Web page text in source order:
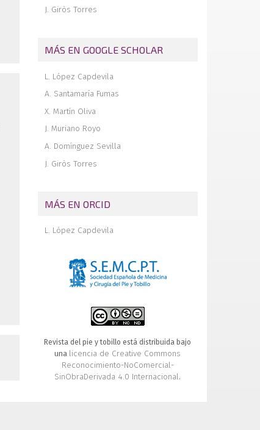
J. Giròs Torres
MÁS EN GOOGLE SCHOLAR
L. López Capdevila
A. Santamaría Fumas
X. Martín Oliva
J. Muriano Royo
A. Domínguez Sevilla
J. Giròs Torres
MÁS EN ORCID
L. López Capdevila
Revista del pie y tobillo está distribuida bajo
una licencia de Creative Commons
Reconocimiento-NoComercial-
SinObraDerivada 4.0 Internacional.